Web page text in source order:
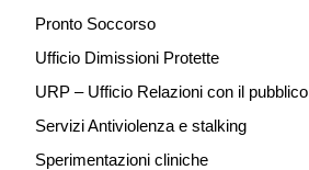
Pronto Soccorso
Ufficio Dimissioni Protette
URP – Ufficio Relazioni con il pubblico
Servizi Antiviolenza e stalking
Sperimentazioni cliniche